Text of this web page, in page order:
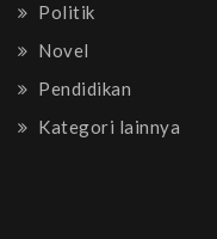
Politik
Novel
Pendidikan
Kategori lainnya